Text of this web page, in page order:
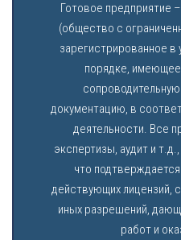
Готовое предприятие
(общество с
зарегистрированное
порядке,
документацию, в
деятельности. Все
экспертизы, аудит и
что
действующих лицензий,
иных разрешений,
работ и